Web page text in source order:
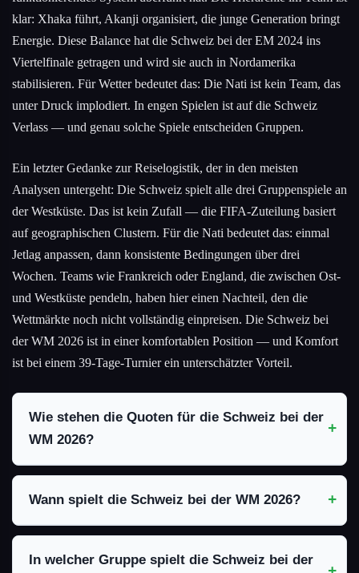
klar: Xhaka führt, Akanji organisiert, die junge Generation bringt
Energie. Diese Balance hat die Schweiz bei der EM 2024 ins
Viertelfinale getragen und wird sie auch in Nordamerika
stabilisieren. Für Wetter bedeutet das: Die Nati ist kein Team, das
unter Druck implodiert. In engen Spielen ist auf die Schweiz
Verlass — und genau solche Spiele entscheiden Gruppen.
Ein letzter Gedanke zur Reiselogistik, der in den meisten
Analysen untergeht: Die Schweiz spielt alle drei Gruppenspiele an
der Westküste. Das ist kein Zufall — die FIFA-Zuteilung basiert
auf geographischen Clustern. Für die Nati bedeutet das: einmal
Jetlag anpassen, dann konsistente Bedingungen über drei
Wochen. Teams wie Frankreich oder England, die zwischen Ost-
und Westküste pendeln, haben hier einen Nachteil, den die
Wettmärkte noch nicht vollständig einpreisen. Die Schweiz bei
der WM 2026 ist in einer komfortablen Position — und Komfort
ist bei einem 39-Tage-Turnier ein unterschätzter Vorteil.
Wie stehen die Quoten für die Schweiz bei der
WM 2026?
Wann spielt die Schweiz bei der WM 2026?
In welcher Gruppe spielt die Schweiz bei der